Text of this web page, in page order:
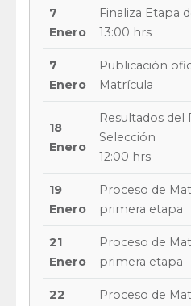
7
Enero
Finaliza Etapa
13:00 hrs
7
Enero
Publicación
Matrícula
18
Enero
Resultados del
Selección
12:00 hrs
19
Enero
Proceso de
primera etapa
21
Enero
Proceso de
primera etapa
22
Proceso de